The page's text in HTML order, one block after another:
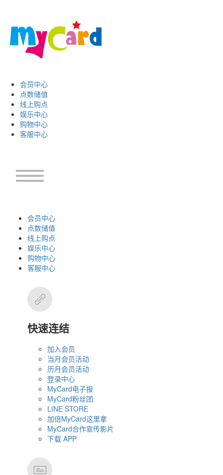
会员中心
点数储值
线上购点
娱乐中心
购物中心
客服中心
会员中心
点数储值
线上购点
娱乐中心
购物中心
客服中心
快速连结
加入会员
当月会员活动
历月会员活动
登录中心
MyCard电子报
MyCard粉丝团
LINE STORE
加倍MyCard这里拿
MyCard合作宣传影片
下载 APP